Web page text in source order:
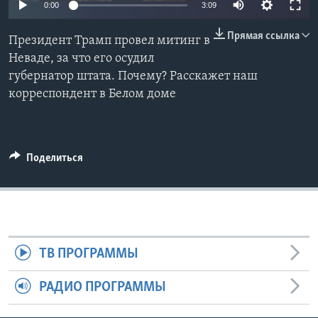
СОЦИАЛЬНЫЕ СЕТИ
0:00 3:09
Прямая ссылка
Президент Трамп провел митинг в
Неваде, за что его осудил
губернатор штата. Почему? Расскажет наш
корреспондент в Белом доме
Поделиться
ТВ ПРОГРАММЫ
РАДИО ПРОГРАММЫ